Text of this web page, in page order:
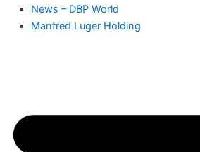
News – DBP World
Manfred Luger Holding